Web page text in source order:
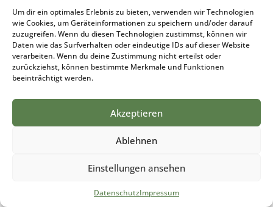
Um dir ein optimales Erlebnis zu bieten, verwenden wir Technologien
wie Cookies, um Geräteinformationen zu speichern und/oder darauf
zuzugreifen. Wenn du diesen Technologien zustimmst, können wir
Daten wie das Surfverhalten oder eindeutige IDs auf dieser Website
verarbeiten. Wenn du deine Zustimmung nicht erteilst oder
zurückziehst, können bestimmte Merkmale und Funktionen
beeinträchtigt werden.
Akzeptieren
Ablehnen
Einstellungen ansehen
DatenschutzImpressum
die sich die Verarbeitung gemäß Art. 6 Abs. 1
Buchstabe a DS-GVO oder Art. 9 Abs. 2 Buchstabe a DS-
GVO stützte, und es fehlt an einer anderweitigen
Rechtsgrundlage für die Verarbeitung.
Die betroffene Person legt gemäß Art. 21 Abs. 1 DS-
GVO Widerspruch gegen die Verarbeitung ein, und es
liegen keine vorrangigen berechtigten Gründe für die
Verarbeitung vor, oder die betroffene Person legt
gemäß Art. 21 Abs. 2 DS-GVO Widerspruch gegen die
Die personenbezogenen Daten wurden unrechtmäßig
Die Löschung der personenbezogenen Daten ist zur